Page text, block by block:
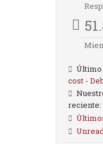
Último
cost -
reciente: